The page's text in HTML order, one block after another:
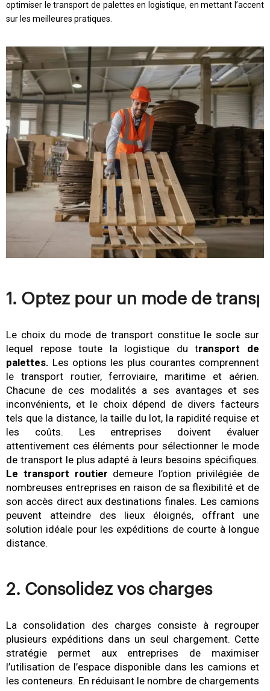
optimiser le transport de palettes en logistique, en mettant l’accent
sur les meilleures pratiques.
1. Optez pour un mode de
Le choix du mode de transport constitue le socle sur
lequel repose toute la logistique du transport de
palettes. Les options les plus courantes comprennent
le transport routier, ferroviaire, maritime et aérien.
Chacune de ces modalités a ses avantages et ses
inconvénients, et le choix dépend de divers facteurs
tels que la distance, la taille du lot, la rapidité requise et
les coûts. Les entreprises doivent évaluer
attentivement ces éléments pour sélectionner le mode
de transport le plus adapté à leurs besoins spécifiques.
Le transport routier demeure l’option privilégiée de
nombreuses entreprises en raison de sa flexibilité et de
son accès direct aux destinations finales. Les camions
peuvent atteindre des lieux éloignés, offrant une
solution idéale pour les expéditions de courte à longue
distance.
2. Consolidez vos charges
La consolidation des charges consiste à regrouper
plusieurs expéditions dans un seul chargement. Cette
stratégie permet aux entreprises de maximiser
l’utilisation de l’espace disponible dans les camions et
les conteneurs. En réduisant le nombre de chargements